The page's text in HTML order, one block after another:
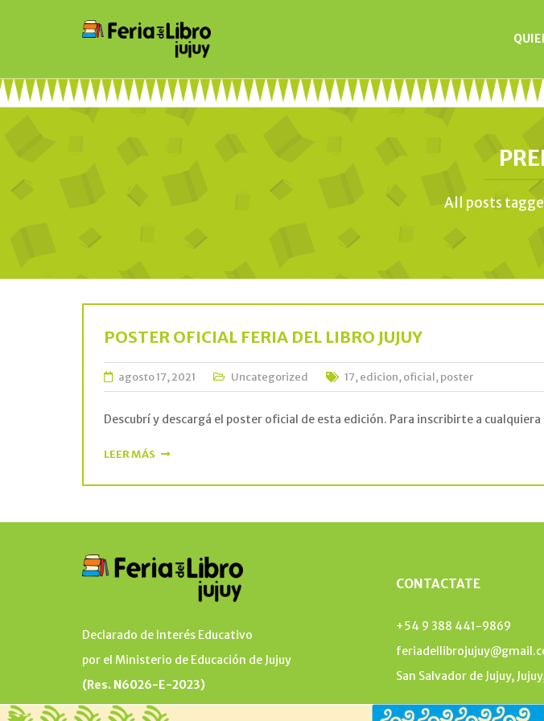
All posts
POSTER OFICIAL FERIA DEL LIBRO JUJUY
agosto 17, 2021 Uncategorized 17,edicion,oficial,poster
Descubrí y descargá el poster oficial de esta edición. Para inscribirte a
LEER MÁS
Declarado de Interés Educativo
por el Ministerio de Educación de Jujuy
(Res. N6026-E-2023)
CONTACTATE
+54 9 388 441-9869
San Salvador de Jujuy,